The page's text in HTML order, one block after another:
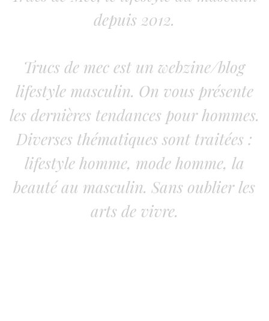
depuis 2012.
Trucs de mec est un webzine/blog
lifestyle masculin. On vous présente
les dernières tendances pour hommes.
Diverses thématiques sont traitées :
lifestyle homme, mode homme, la
beauté au masculin. Sans oublier les
arts de vivre.